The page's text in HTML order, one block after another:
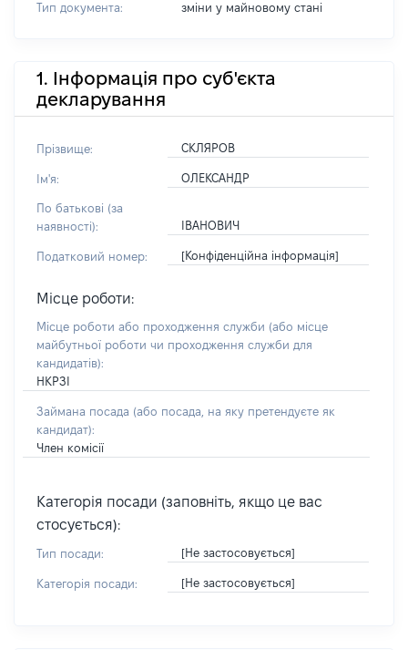
Тип документа:
зміни y майновому стані
1. Інформація про суб'єкта
декларування
Прізвище: СКЛЯРОВ
Ім'я: ОЛЕКСАНДР
По батькові (за
наявності):
ІВАНОВИЧ
Податковий номер: [Конфіденційна інформація]
Місце роботи:
Місце роботи або проходження служби (або місце
майбутньої роботи чи проходження служби для
кандидатів):
НКРЗІ
Займана посада (або посада, на яку претендуєте як
кандидат):
Член комісії
Категорія посади (заповніть, якщо це вас
стосується):
Тип посади: [Не застосовується]
Категорія посади: [Не застосовується]